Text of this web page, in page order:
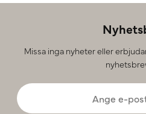
Missa inga nyheter eller